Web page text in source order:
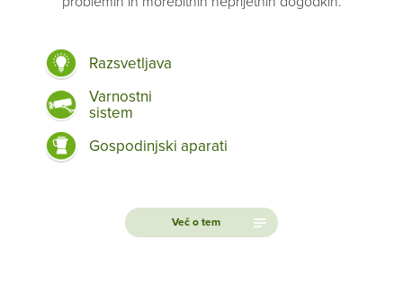
Razsvetljava
Varnostni
sistem
Gospodinjski aparati
Več o tem